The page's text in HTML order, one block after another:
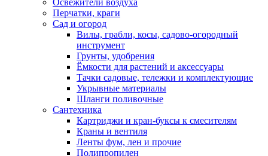
Освежители воздуха
Перчатки, краги
Сад и огород
Вилы, грабли, косы, садово-огородный
инструмент
Грунты, удобрения
Ёмкости для растений и аксессуары
Тачки садовые, тележки и комплектующие
Укрывные материалы
Шланги поливочные
Сантехника
Картриджи и кран-буксы к смесителям
Краны и вентиля
Ленты фум, лен и прочие
Полипропилен